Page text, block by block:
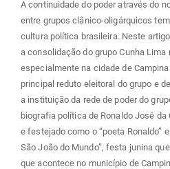
A continuidade do poder através do
entre grupos clânico-oligárquicos
cultura política brasileira. Neste
a consolidação do grupo Cunha Lima
especialmente na cidade de
principal reduto eleitoral do grupo e
a instituição da rede de poder do
biografia política de Ronaldo José da
e festejado como o “poeta Ronaldo”
São João do Mundo”, festa junina
que acontece no município de